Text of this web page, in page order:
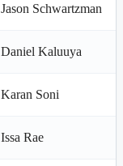
Jason Schwartzman
Daniel Kaluuya
Karan Soni
Issa Rae